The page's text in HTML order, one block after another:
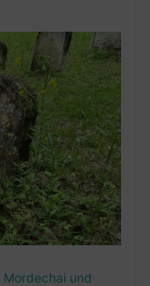
Mordechai und